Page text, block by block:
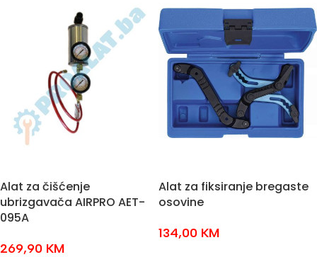
Alat za čišćenje
ubrizgavača AIRPRO AET-
095A
269,90 KM
Alat za fiksiranje bregaste
osovine
134,00 KM